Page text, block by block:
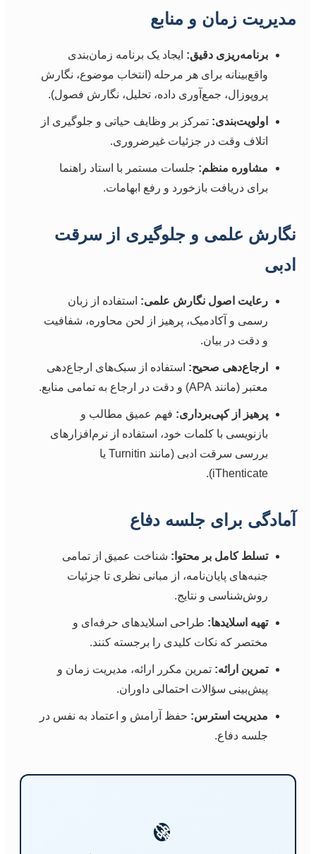
مدیریت زمان و منابع
برنامه‌ریزی دقیق: ایجاد یک برنامه زمان‌بندی
واقع‌بینانه برای هر مرحله (انتخاب موضوع، نگارش
پروپوزال، جمع‌آوری داده، تحلیل، نگارش فصول).
اولویت‌بندی: تمرکز بر وظایف حیاتی و جلوگیری از
اتلاف وقت در جزئیات غیرضروری.
مشاوره منظم: جلسات مستمر با استاد راهنما
برای دریافت بازخورد و رفع ابهامات.
نگارش علمی و جلوگیری از سرقت
ادبی
رعایت اصول نگارش علمی: استفاده از زبان
رسمی و آکادمیک، پرهیز از لحن محاوره، شفافیت
و دقت در بیان.
ارجاع‌دهی صحیح: استفاده از سبک‌های ارجاع‌دهی
معتبر (مانند APA) و دقت در ارجاع به تمامی منابع.
پرهیز از کپی‌برداری: فهم عمیق مطالب و
بازنویسی با کلمات خود، استفاده از نرم‌افزارهای
بررسی سرقت ادبی (مانند Turnitin یا
iThenticate).
آمادگی برای جلسه دفاع
تسلط کامل بر محتوا: شناخت عمیق از تمامی
جنبه‌های پایان‌نامه، از مبانی نظری تا جزئیات
روش‌شناسی و نتایج.
تهیه اسلایدها: طراحی اسلایدهای حرفه‌ای و
مختصر که نکات کلیدی را برجسته کنند.
تمرین ارائه: تمرین مکرر ارائه، مدیریت زمان و
پیش‌بینی سؤالات احتمالی داوران.
مدیریت استرس: حفظ آرامش و اعتماد به نفس در
جلسه دفاع.
🚀